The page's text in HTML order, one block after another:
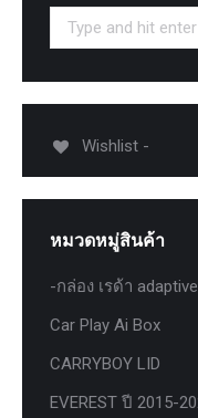
Search:
Wishlist -
หมวดหมู่สินค้า
-กล่อง เรด้า
Car Play Ai Box
CARRYBOY LID
EVEREST ปี 2015-